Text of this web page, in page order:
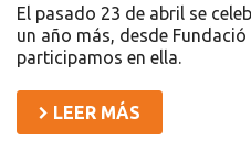
El pasado 23 de abril se
un año más, desde Fundació
participamos en ella.
LEER MÁS